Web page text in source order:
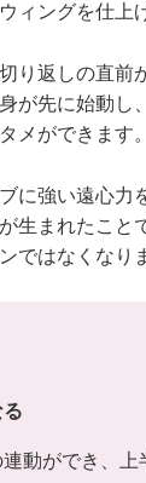
ィングを仕上
り返しの直前
が先に始動し
メができます。
に強い遠心力
生まれたこと
ではなくなり
動ができ、上